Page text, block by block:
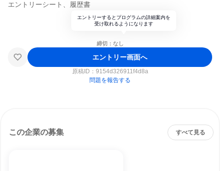
エントリーシート、履歴書
エントリーするとプログラムの詳細案内を
受け取れるようになります
締切：なし
エントリー画面へ
原稿ID： 9154d326911f4d8a
問題を報告する
この企業の募集 すべて見る